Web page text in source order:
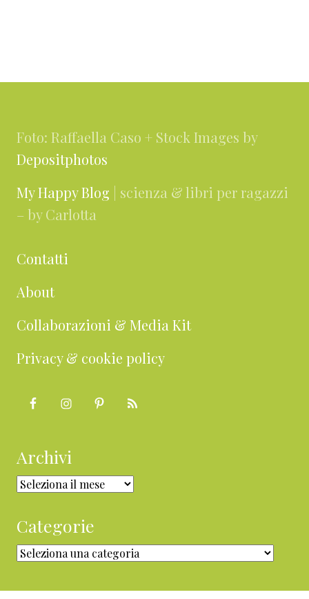
Foto: Raffaella Caso + Stock Images by
Depositphotos
My Happy Blog | scienza & libri per ragazzi
– by Carlotta
Contatti
About
Collaborazioni & Media Kit
Privacy & cookie policy
Archivi
Archivi
Categorie
Categorie